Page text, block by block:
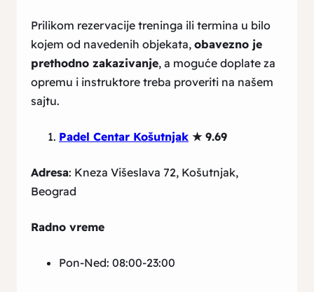
Prilikom rezervacije treninga ili termina u bilo
kojem od navedenih objekata, obavezno je
prethodno zakazivanje, a moguće doplate za
opremu i instruktore treba proveriti na našem
sajtu.
Padel Centar Košutnjak ★ 9.69
Adresa: Kneza Višeslava 72, Košutnjak,
Beograd
Radno vreme
Pon-Ned: 08:00-23:00